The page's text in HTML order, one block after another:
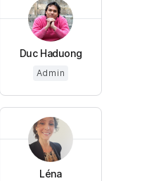
Duc Haduong
Admin
Léna